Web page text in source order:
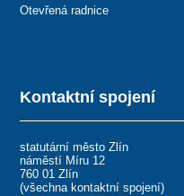
Kontaktní spojení
statutární město Zlín
náměstí Míru 12
760 01 Zlín
(všechna kontaktní spojení)
Otevřená radnice